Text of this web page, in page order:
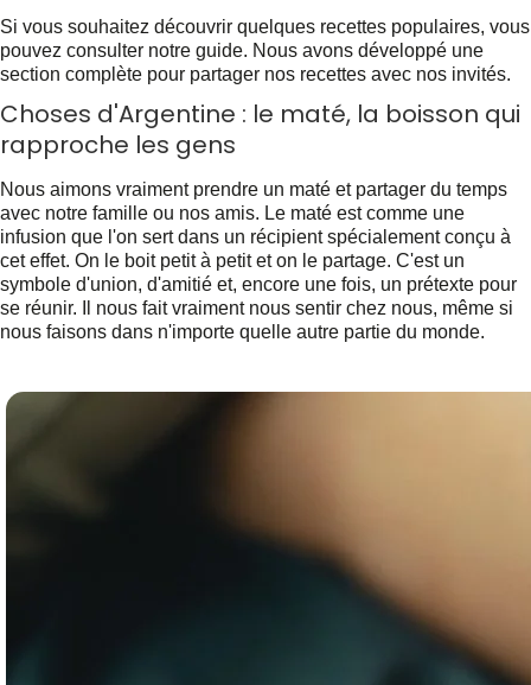
Si vous souhaitez découvrir quelques recettes populaires, vous
pouvez consulter notre guide. Nous avons développé une
section complète pour partager nos recettes avec nos invités.
Choses d'Argentine : le maté, la boisson qui
rapproche les gens
Nous aimons vraiment prendre un maté et partager du temps
avec notre famille ou nos amis. Le maté est comme une
infusion que l'on sert dans un récipient spécialement conçu à
cet effet. On le boit petit à petit et on le partage. C'est un
symbole d'union, d'amitié et, encore une fois, un prétexte pour
se réunir. Il nous fait vraiment nous sentir chez nous, même si
nous faisons dans n'importe quelle autre partie du monde.